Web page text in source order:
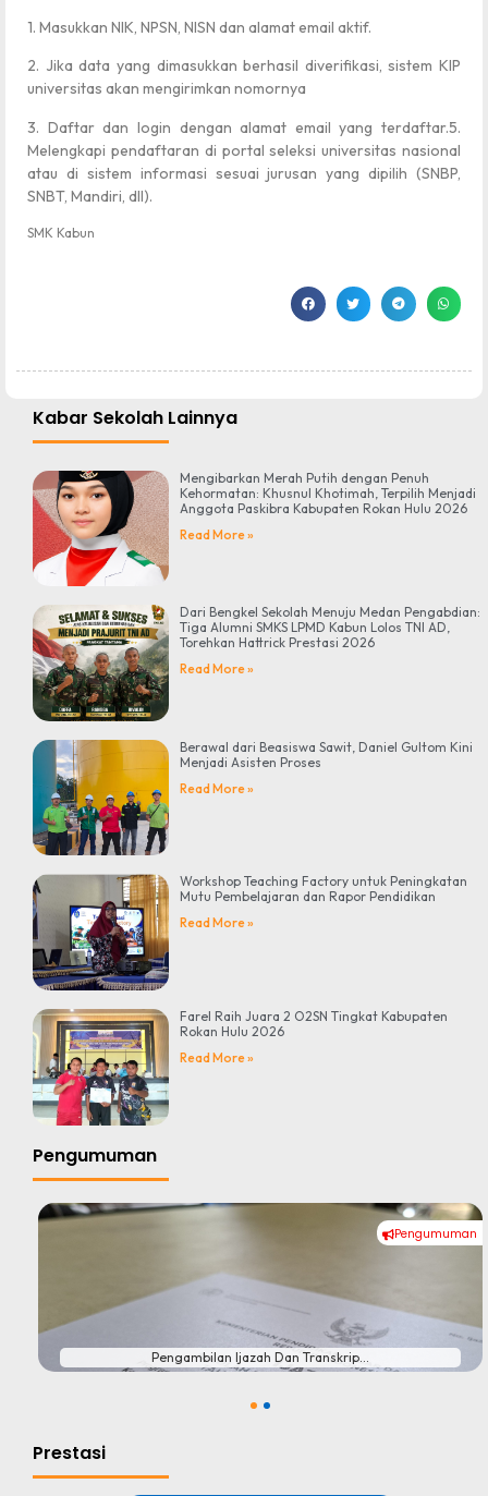
1. Masukkan NIK, NPSN, NISN dan alamat email aktif.
2. Jika data yang dimasukkan berhasil diverifikasi, sistem KIP
universitas akan mengirimkan nomornya
3. Daftar dan login dengan alamat email yang terdaftar.5.
Melengkapi pendaftaran di portal seleksi universitas nasional
atau di sistem informasi sesuai jurusan yang dipilih (SNBP,
SNBT, Mandiri, dll).
SMK Kabun
Kabar Sekolah Lainnya
Mengibarkan Merah Putih dengan Penuh
Kehormatan: Khusnul Khotimah, Terpilih Menjadi
Anggota Paskibra Kabupaten Rokan Hulu 2026
Read More »
Dari Bengkel Sekolah Menuju Medan Pengabdian:
Tiga Alumni SMKS LPMD Kabun Lolos TNI AD,
Torehkan Hattrick Prestasi 2026
Read More »
Berawal dari Beasiswa Sawit, Daniel Gultom Kini
Menjadi Asisten Proses
Read More »
Workshop Teaching Factory untuk Peningkatan
Mutu Pembelajaran dan Rapor Pendidikan
Read More »
Farel Raih Juara 2 O2SN Tingkat Kabupaten
Rokan Hulu 2026
Read More »
Pengumuman
Pengumuman
#
Pengambilan Ijazah Dan Transkrip...
Prestasi